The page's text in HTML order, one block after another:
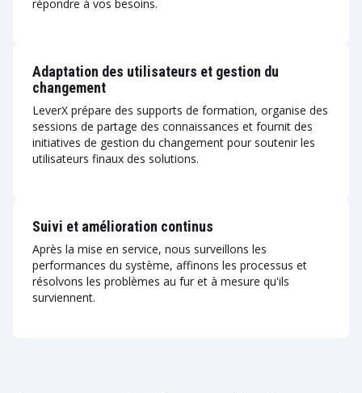
répondre à vos besoins.
Adaptation des utilisateurs et gestion du
changement
LeverX prépare des supports de formation, organise des
sessions de partage des connaissances et fournit des
initiatives de gestion du changement pour soutenir les
utilisateurs finaux des solutions.
Suivi et amélioration continus
Après la mise en service, nous surveillons les
performances du système, affinons les processus et
résolvons les problèmes au fur et à mesure qu'ils
surviennent.